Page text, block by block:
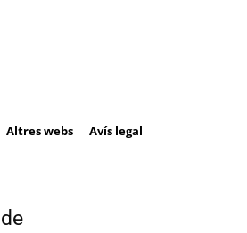
Altres webs Avís legal